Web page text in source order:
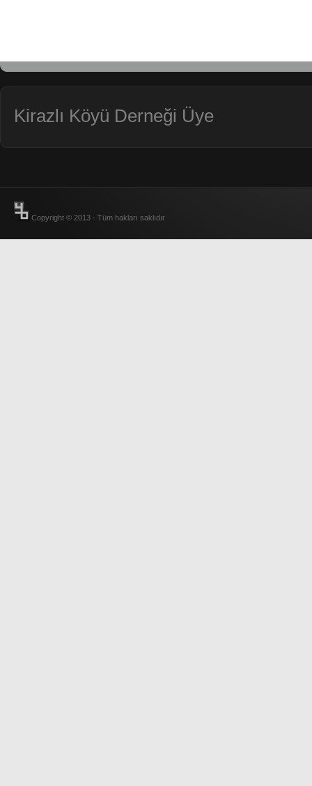
Kirazlı Köyü Derneği Üye
Copyright © 2013 - Tüm hakları saklıdır